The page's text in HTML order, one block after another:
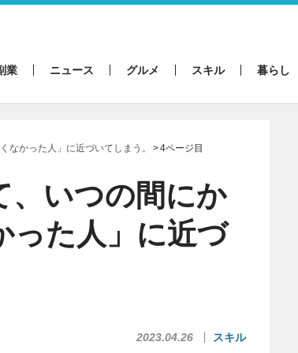
業 ニュース グルメ スキル 暮らし
なかった人」に近づいてしまう。 4ページ目
、いつの間にか
った人」に近づ
2023.04.26 スキル